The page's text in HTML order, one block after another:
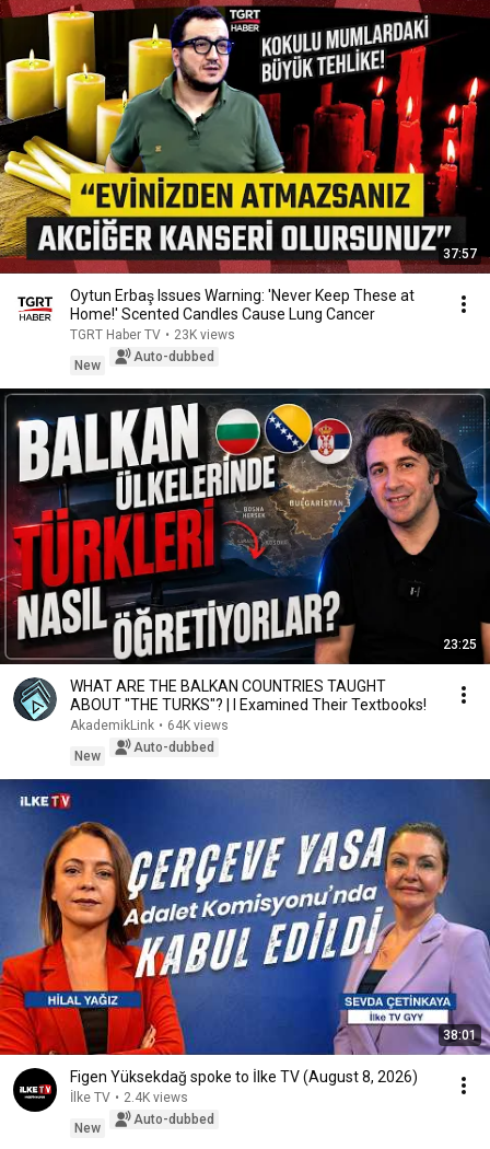
37:57
Oytun Erbaş Issues Warning: 'Never Keep These at
Home!' Scented Candles Cause Lung Cancer
TGRT Haber TV • 23K views
New
Auto-dubbed
23:25
WHAT ARE THE BALKAN COUNTRIES TAUGHT
ABOUT "THE TURKS"? | I Examined Their Textbooks!
AkademikLink • 64K views
New
Auto-dubbed
38:01
Figen Yüksekdağ spoke to İlke TV (August 8, 2026)
İlke TV • 2.4K views
New
Auto-dubbed